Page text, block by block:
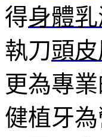
得身體
執刀頭
更為專
健植牙